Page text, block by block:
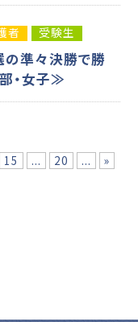
者 受験生
の準々決勝で勝
・女子≫
15 ... 20 ...
»